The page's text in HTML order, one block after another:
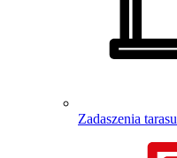
Zadaszenia tarasu